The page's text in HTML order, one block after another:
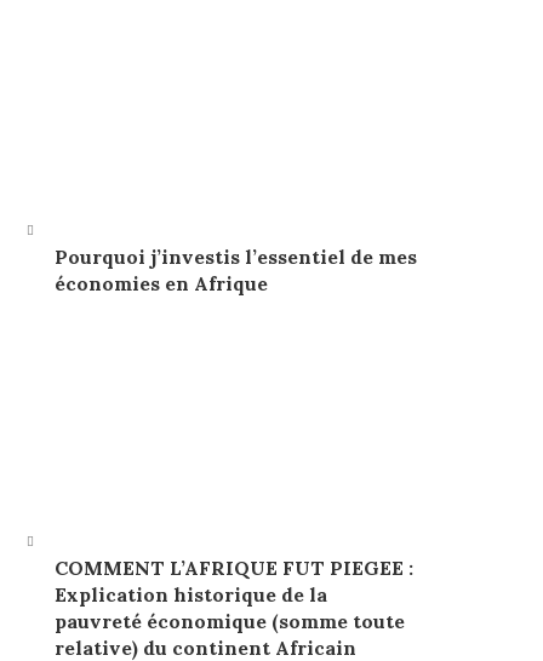
Pourquoi j’investis l’essentiel de mes
économies en Afrique
COMMENT L’AFRIQUE FUT PIEGEE :
Explication historique de la
pauvreté économique (somme toute
relative) du continent Africain